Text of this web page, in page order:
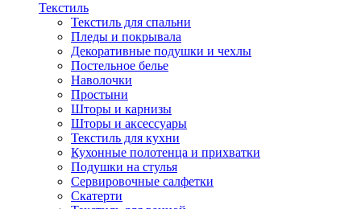
Текстиль
Текстиль для спальни
Пледы и покрывала
Декоративные подушки и чехлы
Постельное белье
Наволочки
Простыни
Шторы и карнизы
Шторы и аксессуары
Текстиль для кухни
Кухонные полотенца и прихватки
Подушки на стулья
Сервировочные салфетки
Скатерти